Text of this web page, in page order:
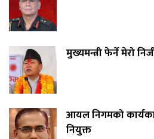
मुख्यमन्त्री फेर्ने मेरो
आयल निगमको
नियुक्त